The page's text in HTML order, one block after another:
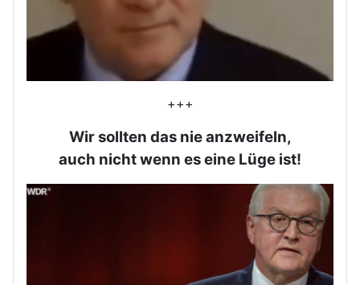
+++
Wir sollten das nie anzweifeln,
auch nicht wenn es eine Lüge ist!